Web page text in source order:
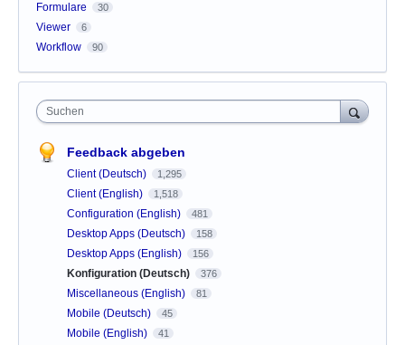
Formulare 30
Viewer 6
Workflow 90
Suchen
Feedback abgeben
Client (Deutsch) 1,295
Client (English) 1,518
Configuration (English) 481
Desktop Apps (Deutsch) 158
Desktop Apps (English) 156
Konfiguration (Deutsch) 376
Miscellaneous (English) 81
Mobile (Deutsch) 45
Mobile (English) 41